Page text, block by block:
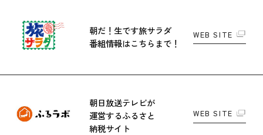
朝だ！生です旅サラダ
番組情報はこちらまで！
WEB SITE
朝日放送テレビが
運営するふるさと
納税サイト
WEB SITE